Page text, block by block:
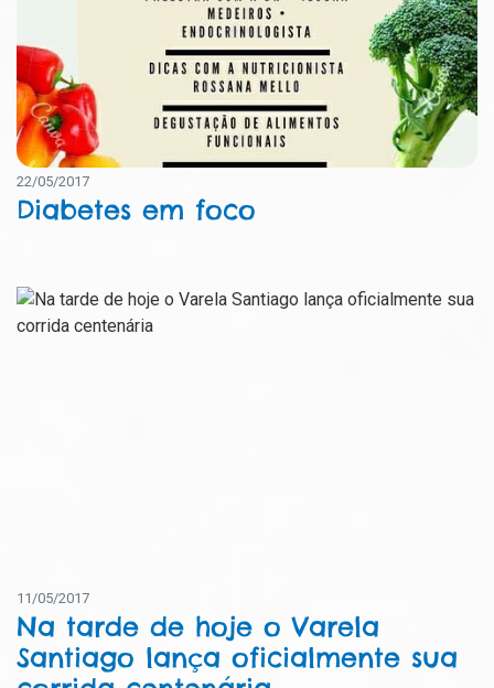
22/05/2017
Diabetes em foco
11/05/2017
Na tarde de hoje o Varela
Santiago lança oficialmente sua